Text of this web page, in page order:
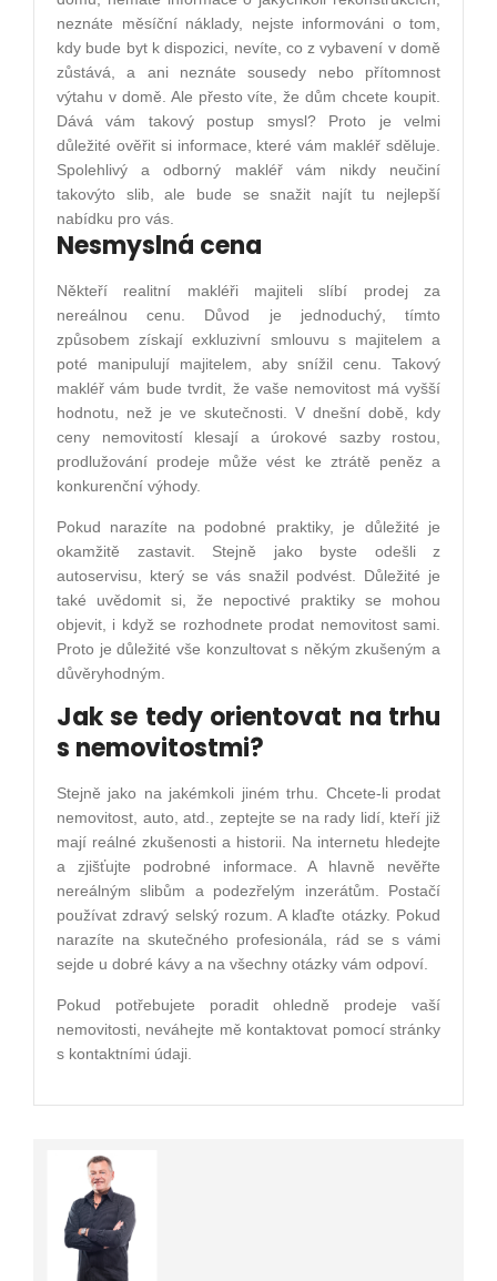
neznáte měsíční náklady, nejste informováni o tom,
kdy bude byt k dispozici, nevíte, co z vybavení v domě
zůstává, a ani neznáte sousedy nebo přítomnost
výtahu v domě. Ale přesto víte, že dům chcete koupit.
Dává vám takový postup smysl? Proto je velmi
důležité ověřit si informace, které vám makléř sděluje.
Spolehlivý a odborný makléř vám nikdy neučiní
takovýto slib, ale bude se snažit najít tu nejlepší
nabídku pro vás.
Nesmyslná cena
Někteří realitní makléři majiteli slíbí prodej za
nereálnou cenu. Důvod je jednoduchý, tímto
způsobem získají exkluzivní smlouvu s majitelem a
poté manipulují majitelem, aby snížil cenu. Takový
makléř vám bude tvrdit, že vaše nemovitost má vyšší
hodnotu, než je ve skutečnosti. V dnešní době, kdy
ceny nemovitostí klesají a úrokové sazby rostou,
prodlužování prodeje může vést ke ztrátě peněz a
konkurenční výhody.
Pokud narazíte na podobné praktiky, je důležité je
okamžitě zastavit. Stejně jako byste odešli z
autoservisu, který se vás snažil podvést. Důležité je
také uvědomit si, že nepoctivé praktiky se mohou
objevit, i když se rozhodnete prodat nemovitost sami.
Proto je důležité vše konzultovat s někým zkušeným a
důvěryhodným.
Jak se tedy orientovat na trhu
s nemovitostmi?
Stejně jako na jakémkoli jiném trhu. Chcete-li prodat
nemovitost, auto, atd., zeptejte se na rady lidí, kteří již
mají reálné zkušenosti a historii. Na internetu hledejte
a zjišťujte podrobné informace. A hlavně nevěřte
nereálným slibům a podezřelým inzerátům. Postačí
používat zdravý selský rozum. A klaďte otázky. Pokud
narazíte na skutečného profesionála, rád se s vámi
sejde u dobré kávy a na všechny otázky vám odpoví.
Pokud potřebujete poradit ohledně prodeje vaší
nemovitosti, neváhejte mě kontaktovat pomocí stránky
s kontaktními údaji.